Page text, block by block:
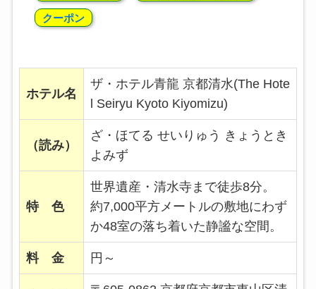
クーポン
ホテル名
ザ・ホテル青龍 京都清水(The Hote
l Seiryu Kyoto Kiyomizu)
（読み）
ざ・ほてる せいりゅう きょうとき
よみず
特 色
世界遺産・清水寺まで徒歩8分。
約7,000平方メートルの敷地にわず
か48室の落ち着いた静謐な空間。
料 金 円～